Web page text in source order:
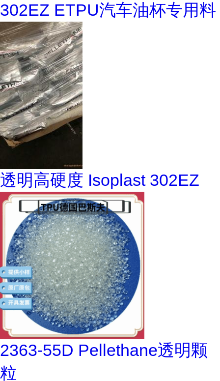
302EZ ETPU汽车油杯专用料
透明高硬度 Isoplast 302EZ
2363-55D Pellethane透明颗
粒